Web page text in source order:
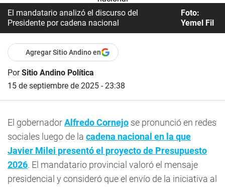
El mandatario analizó el discurso del
Presidente por cadena nacional
Foto:
Yemel Fil
Agregar Sitio Andino en
PorSitio Andino Política
15 de septiembre de 2025 - 23:38
El gobernadorAlfredo Cornejo se pronunció en redes
sociales luego de la cadena nacional en la que
Javier Milei presentó el proyecto de Presupuesto
2026. El mandatario provincial valoró el mensaje
presidencial y consideró que el envío de la iniciativa al